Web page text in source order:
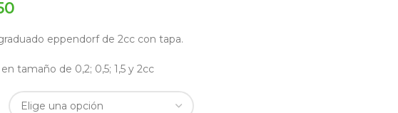
eppendorf de 2cc con tapa.
tamaño de 0,2; 0,5; 1,5 y 2cc